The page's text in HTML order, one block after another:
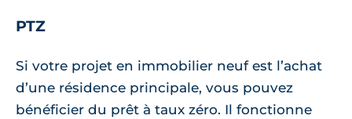
PTZ
Si votre projet en immobilier neuf est l’achat
d’une résidence principale, vous pouvez
bénéficier du prêt à taux zéro. Il fonctionne